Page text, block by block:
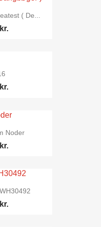
( De...
Noder